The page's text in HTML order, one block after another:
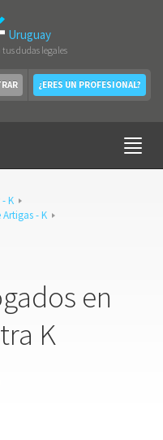
Uruguay
tus dudas legales
¿ERES UN PROFESIONAL?
K
- K
en
K